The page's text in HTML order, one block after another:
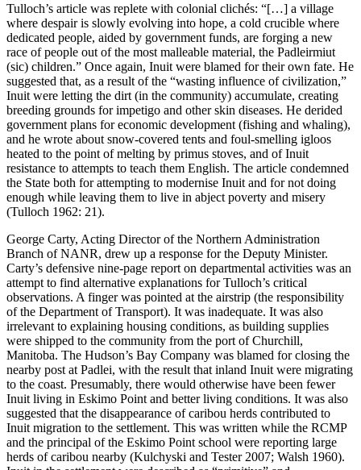
Tulloch’s article was replete with colonial clichés: “[…] a village
where despair is slowly evolving into hope, a cold crucible where
dedicated people, aided by government funds, are forging a new
race of people out of the most malleable material, the Padleirmiut
(sic) children.” Once again, Inuit were blamed for their own fate. He
suggested that, as a result of the “wasting influence of civilization,”
Inuit were letting the dirt (in the community) accumulate, creating
breeding grounds for impetigo and other skin diseases. He derided
government plans for economic development (fishing and whaling),
and he wrote about snow-covered tents and foul-smelling igloos
heated to the point of melting by primus stoves, and of Inuit
resistance to attempts to teach them English. The article condemned
the State both for attempting to modernise Inuit and for not doing
enough while leaving them to live in abject poverty and misery
(Tulloch 1962: 21).
George Carty, Acting Director of the Northern Administration
Branch of NANR, drew up a response for the Deputy Minister.
Carty’s defensive nine-page report on departmental activities was an
attempt to find alternative explanations for Tulloch’s critical
observations. A finger was pointed at the airstrip (the responsibility
of the Department of Transport). It was inadequate. It was also
irrelevant to explaining housing conditions, as building supplies
were shipped to the community from the port of Churchill,
Manitoba. The Hudson’s Bay Company was blamed for closing the
nearby post at Padlei, with the result that inland Inuit were migrating
to the coast. Presumably, there would otherwise have been fewer
Inuit living in Eskimo Point and better living conditions. It was also
suggested that the disappearance of caribou herds contributed to
Inuit migration to the settlement. This was written while the RCMP
and the principal of the Eskimo Point school were reporting large
herds of caribou nearby (Kulchyski and Tester 2007; Walsh 1960).